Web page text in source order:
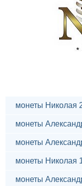
монеты Николая
монеты
монеты
монеты Николая
монеты